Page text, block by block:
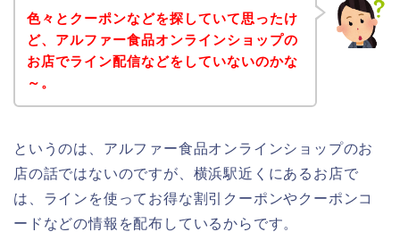
色々とクーポンなどを探していて思ったけ
ど、アルファー食品オンラインショップの
お店でライン配信などをしていないのかな
～。
というのは、アルファー食品オンラインショップのお
店の話ではないのですが、横浜駅近くにあるお店で
は、ラインを使ってお得な割引クーポンやクーポンコ
ードなどの情報を配布しているからです。